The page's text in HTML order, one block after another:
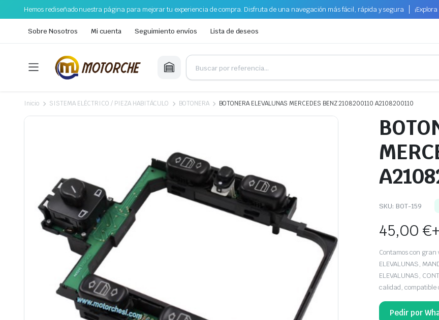
Hemos rediseñado nuestra página para mejorar tu experiencia de compra. Disfruta de una navegación más fácil, rápida y segura
Sobre Nosotros Mi cuenta Seguimiento envíos Lista de deseos
Inicio SISTEMA ELÉCTRICO / PIEZA HABITÁCULO BOTONERA BOTONERA ELEVALUNAS MERCEDES BENZ 2108200110 A2108200110
SKU: BOT-159
45,00€
Contamos con gran
ELEVALUNAS,
ELEVALUNAS,
calidad,
Pedir por